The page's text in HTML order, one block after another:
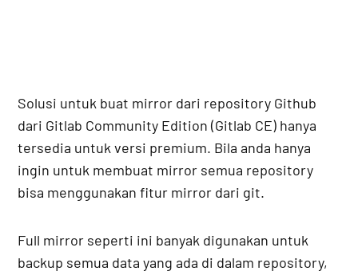
Solusi untuk buat mirror dari repository Github
dari Gitlab Community Edition (Gitlab CE) hanya
tersedia untuk versi premium. Bila anda hanya
ingin untuk membuat mirror semua repository
bisa menggunakan fitur mirror dari git.
Full mirror seperti ini banyak digunakan untuk
backup semua data yang ada di dalam repository,